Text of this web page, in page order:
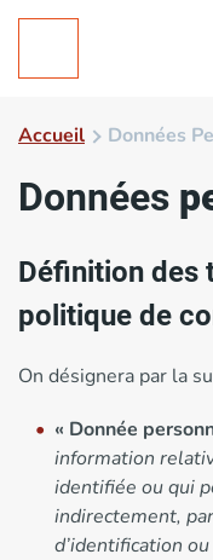
Accueil Données
Données
Définition des
politique de
On désignera par la
« Donnée
information
identifiée ou qui
indirectement,
d’identification